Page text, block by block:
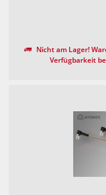
Nicht am Lager!
Verfügbarkeit